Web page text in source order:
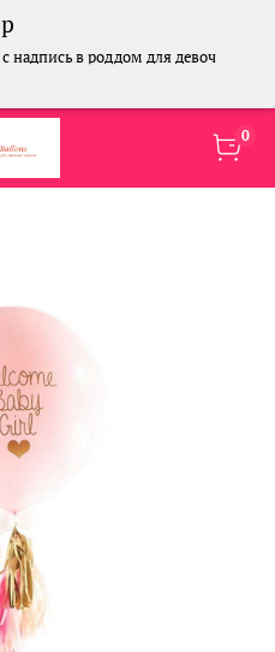
надпись в роддом для девочки
0